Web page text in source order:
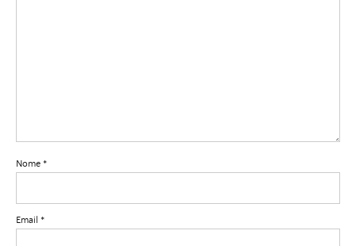
Nome *
Email *